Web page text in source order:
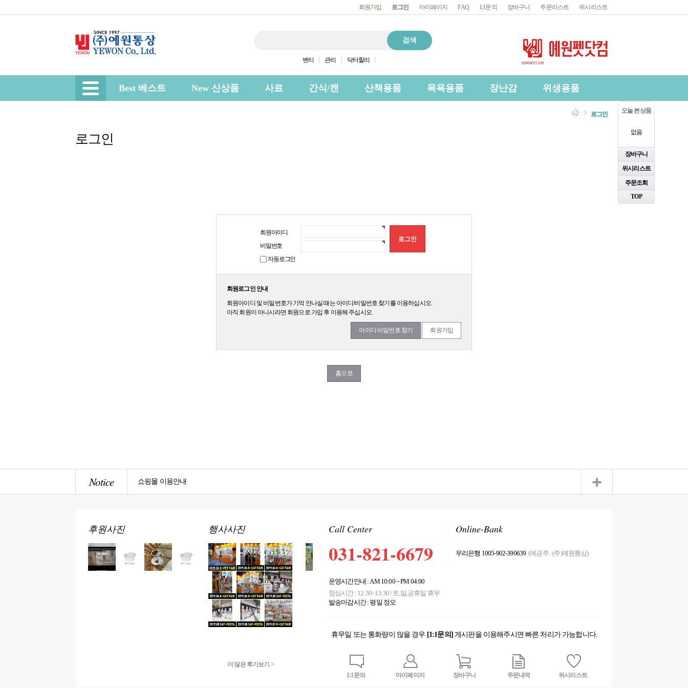
회원가입 로그인 마이페이지 FAQ 1:1문의 장바구니 주문리스트 위시리스트
벤티 관리 닥터할리
Best 베스트 New 신상품 사료 간식/캔 산책용품 목욕용품 장난감 위생용품
오늘 본 상품
없음
장바구니
위시리스트
주문조회
TOP
로그인
로그인
로그인
회원아이디
비밀번호
자동로그인
회원로그인 안내
회원아이디 및 비밀번호가 기억 안나실 때는 아이디/비밀번호 찾기를 이용하십시오.
아직 회원이 아니시라면 회원으로 가입 후 이용해 주십시오.
아이디 비밀번호 찾기 회원가입
홈으로
Notice 쇼핑몰 이용안내
후원사진
더 많은 후기보기 >
행사사진
더 많은 후기보기 >
Call Center
031-821-6679
운영시간안내 : AM 10:00 ~ PM 04:00
점심시간 : 12:30~13:30 / 토,일,공휴일 휴무
발송마감시간 : 평일 정오
Online-Bank
우리은행 1005-902-390639 (예금주 : (주)예원통상)
휴무일 또는 통화량이 많을 경우 [1:1문의] 게시판을 이용해주시면 빠른 처리가 가능합니다.
1:1문의 마이페이지 장바구니 주문내역 위시리스트